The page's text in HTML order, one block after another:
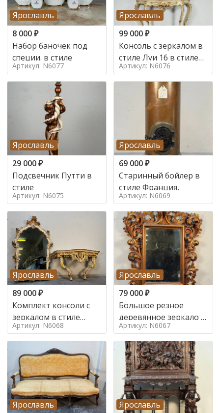
Ярославль
8 000₽
Набор баночек под
специи. в стиле
Артикул: N6077
Ярославль
99 000₽
Консоль с зеркалом в
стиле Луи 16 в стиле
Луи 16, Италия,
Артикул: N6076
Ярославль
29 000₽
Подсвечник Путти в
стиле
Артикул: N6075
Ярославль
69 000₽
Старинный бойлер в
стиле Франция,
Артикул: N6069
Ярославль
89 000₽
Комплект консоли с
зеркалом в стиле
ренессанс,
Артикул: N6068
Ярославль
79 000₽
Большое резное
деревянное зеркало с
золочением в стиле
Артикул: N6067
Ярославль
Ярославль